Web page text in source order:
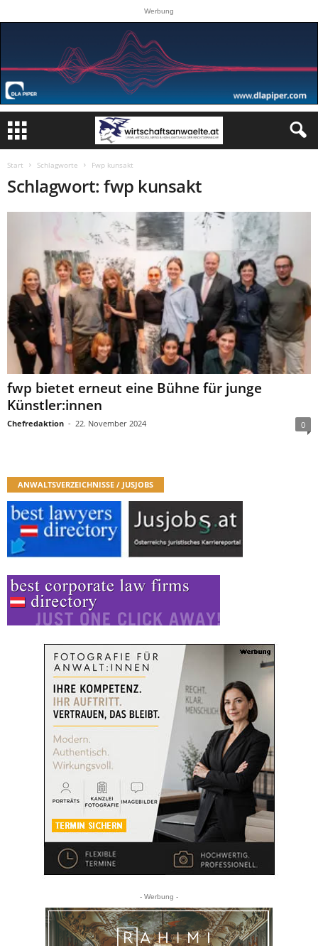
Werbung
Start Schlagworte Fwp kunsakt
Schlagwort: fwp kunsakt
fwp bietet erneut eine Bühne für junge
Künstler:innen
Chefredaktion - 22. November 2024 0
ANWALTSVERZEICHNISSE / JUSJOBS
- Werbung -